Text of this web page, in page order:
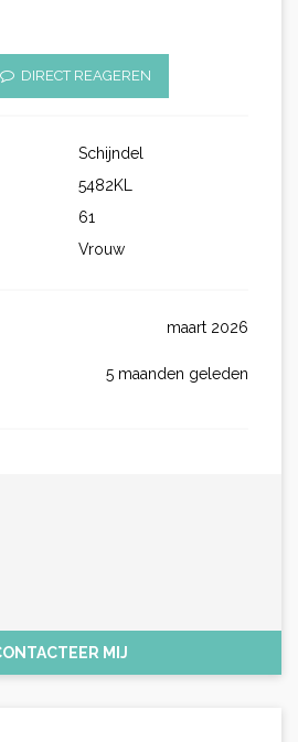
DIRECT REAGEREN
Schijndel
5482KL
61
Vrouw
maart 2026
5 maanden geleden
MIJ